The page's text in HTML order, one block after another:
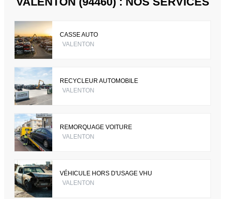
CASSE AUTO
VALENTON
RECYCLEUR AUTOMOBILE
VALENTON
REMORQUAGE VOITURE
VALENTON
VÉHICULE HORS D'USAGE VHU
VALENTON